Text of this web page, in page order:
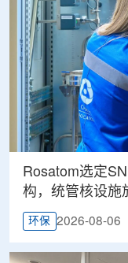
Rosatom选定
构，统管核设施
环保 2026-08-06